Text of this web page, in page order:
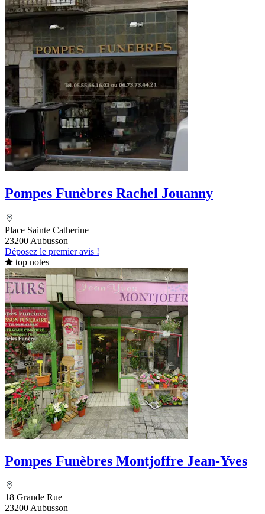
Pompes Funèbres Rachel Jouanny
Place Sainte Catherine
23200 Aubusson
Déposez le premier avis !
top notes
Pompes Funèbres Montjoffre Jean-Yves
18 Grande Rue
23200 Aubusson